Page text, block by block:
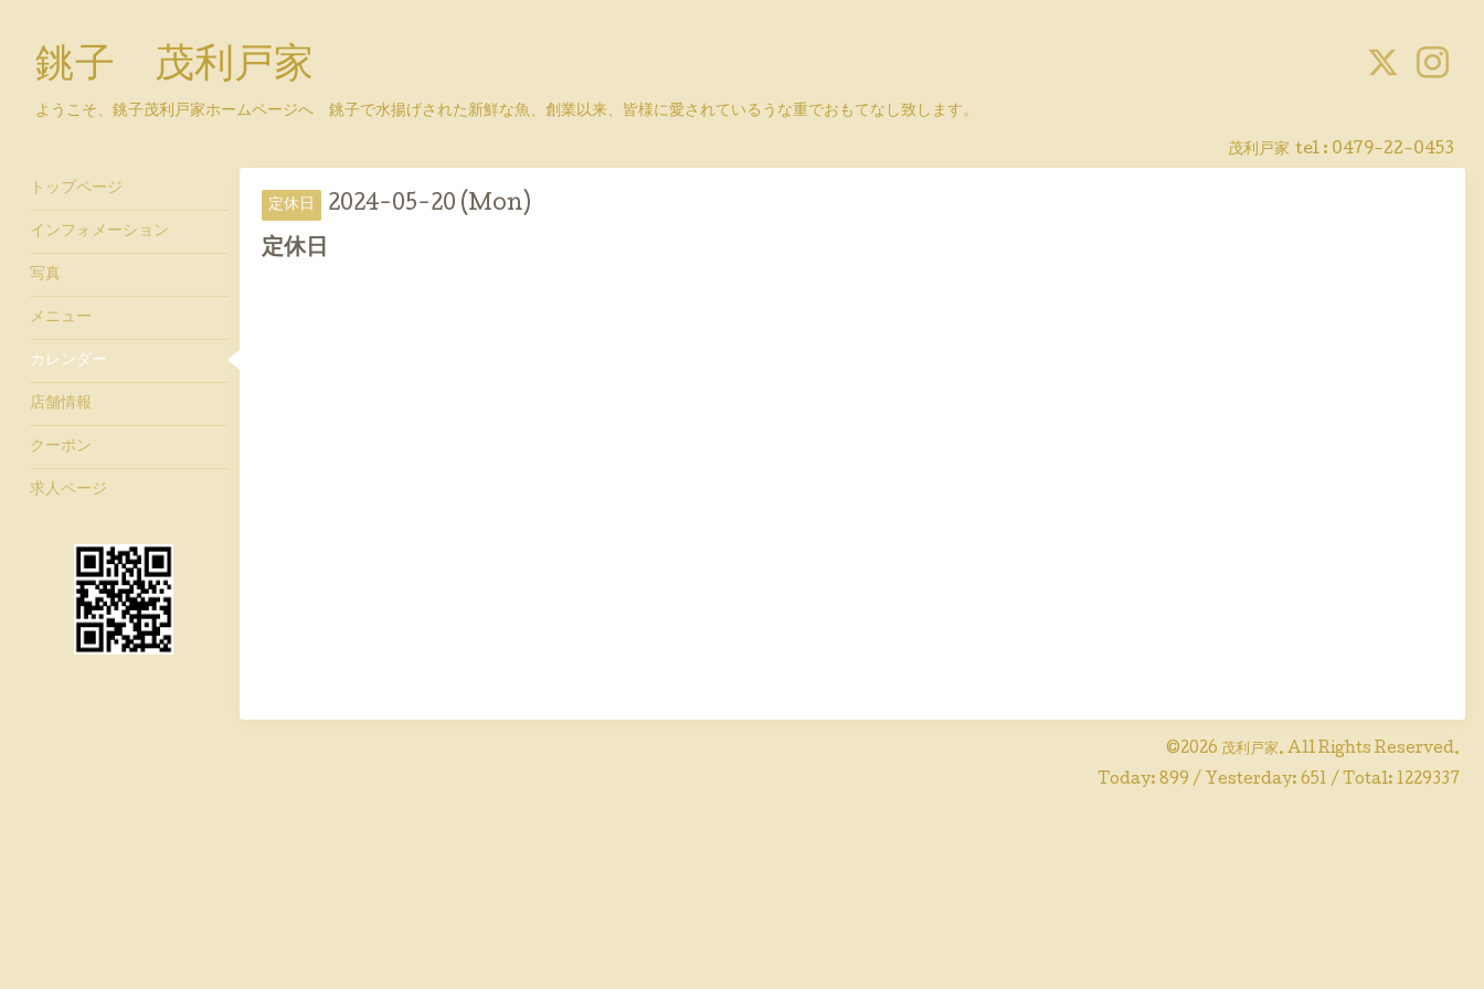
銚子 茂利戸家
ようこそ、銚子茂利戸家ホームページへ 銚子で水揚げされた新鮮な魚、創業以来、皆様に愛されているうな重でおもてなし致します。
茂利戸家 tel : 0479-22-0453
定休日 2024-05-20 (Mon)
定休日
©2026 茂利戸家. All Rights Reserved.
Today: 899 / Yesterday: 651 / Total: 1229337
トップページ
インフォメーション
写真
メニュー
カレンダー
店舗情報
クーポン
求人ページ